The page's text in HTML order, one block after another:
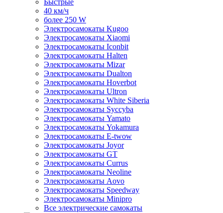
Быстрые
40 км/ч
более 250 W
Электросамокаты Kugoo
Электросамокаты Xiaomi
Электросамокаты Iconbit
Электросамокаты Halten
Электросамокаты Mizar
Электросамокаты Dualton
Электросамокаты Hoverbot
Электросамокаты Ultron
Электросамокаты White Siberia
Электросамокаты Syccyba
Электросамокаты Yamato
Электросамокаты Yokamura
Электросамокаты E-twow
Электросамокаты Joyor
Электросамокаты GT
Электросамокаты Currus
Электросамокаты Neoline
Электросамокаты Aovo
Электросамокаты Speedway
Электросамокаты Minipro
Все электрические самокаты